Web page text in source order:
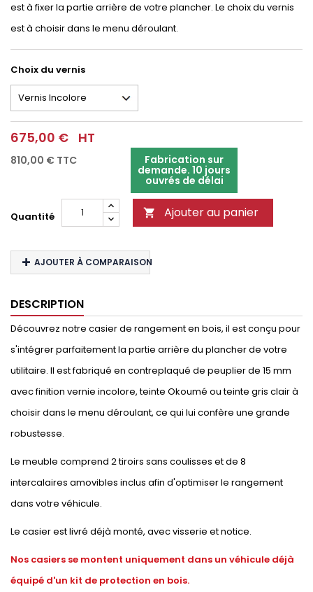
est à fixer la partie arrière de votre plancher. Le choix du vernis
est à choisir dans le menu déroulant.
Choix du vernis
675,00 € HT
810,00 € TTC Fabrication sur
demande. 10 jours
ouvrés de délai
Quantité  Ajouter au panier
AJOUTER À COMPARAISON
DESCRIPTION
Découvrez notre casier de rangement en bois, il est conçu pour
s'intégrer parfaitement la partie arrière du plancher de votre
utilitaire. Il est fabriqué en contreplaqué de peuplier de 15 mm
avec finition vernie incolore, teinte Okoumé ou teinte gris clair à
choisir dans le menu déroulant, ce qui lui confère une grande
robustesse.
Le meuble comprend 2 tiroirs sans coulisses et de 8
intercalaires amovibles inclus afin d'optimiser le rangement
dans votre véhicule.
Le casier est livré déjà monté, avec visserie et notice.
Nos casiers se montent uniquement dans un véhicule déjà
équipé d'un kit de protection en bois.